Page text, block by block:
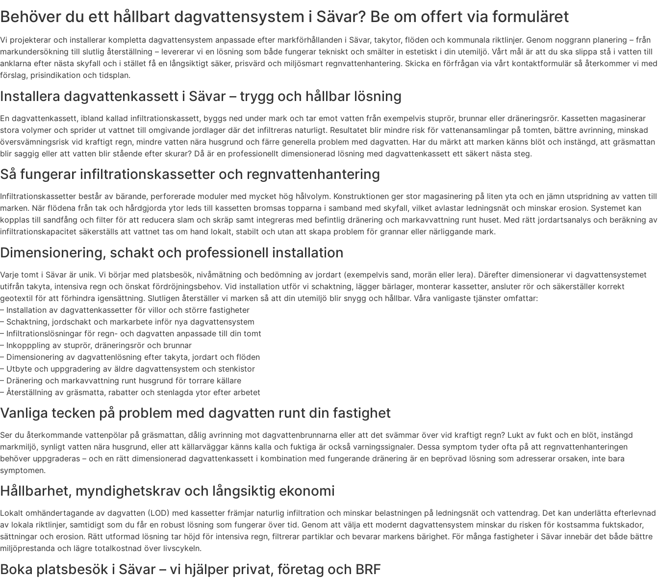
Behöver du ett hållbart dagvattensystem i Sävar? Be om offert via formuläret
Vi projekterar och installerar kompletta dagvattensystem anpassade efter markförhållanden i Sävar, takytor, flöden och kommunala riktlinjer. Genom noggrann planering – från
markundersökning till slutlig återställning – levererar vi en lösning som både fungerar tekniskt och smälter in estetiskt i din utemiljö. Vårt mål är att du ska slippa stå i vatten till
anklarna efter nästa skyfall och i stället få en långsiktigt säker, prisvärd och miljösmart regnvattenhantering. Skicka en förfrågan via vårt kontaktformulär så återkommer vi med
förslag, prisindikation och tidsplan.
Installera dagvattenkassett i Sävar – trygg och hållbar lösning
En dagvattenkassett, ibland kallad infiltrationskassett, byggs ned under mark och tar emot vatten från exempelvis stuprör, brunnar eller dräneringsrör. Kassetten magasinerar
stora volymer och sprider ut vattnet till omgivande jordlager där det infiltreras naturligt. Resultatet blir mindre risk för vattenansamlingar på tomten, bättre avrinning, minskad
översvämningsrisk vid kraftigt regn, mindre vatten nära husgrund och färre generella problem med dagvatten. Har du märkt att marken känns blöt och instängd, att gräsmattan
blir saggig eller att vatten blir stående efter skurar? Då är en professionellt dimensionerad lösning med dagvattenkassett ett säkert nästa steg.
Så fungerar infiltrationskassetter och regnvattenhantering
Infiltrationskassetter består av bärande, perforerade moduler med mycket hög hålvolym. Konstruktionen ger stor magasinering på liten yta och en jämn utspridning av vatten till
marken. När flödena från tak och hårdgjorda ytor leds till kassetten bromsas topparna i samband med skyfall, vilket avlastar ledningsnät och minskar erosion. Systemet kan
kopplas till sandfång och filter för att reducera slam och skräp samt integreras med befintlig dränering och markavvattning runt huset. Med rätt jordartsanalys och beräkning av
infiltrationskapacitet säkerställs att vattnet tas om hand lokalt, stabilt och utan att skapa problem för grannar eller närliggande mark.
Dimensionering, schakt och professionell installation
Varje tomt i Sävar är unik. Vi börjar med platsbesök, nivåmätning och bedömning av jordart (exempelvis sand, morän eller lera). Därefter dimensionerar vi dagvattensystemet
utifrån takyta, intensiva regn och önskat fördröjningsbehov. Vid installation utför vi schaktning, lägger bärlager, monterar kassetter, ansluter rör och säkerställer korrekt
geotextil för att förhindra igensättning. Slutligen återställer vi marken så att din utemiljö blir snygg och hållbar. Våra vanligaste tjänster omfattar:
– Installation av dagvattenkassetter för villor och större fastigheter
– Schaktning, jordschakt och markarbete inför nya dagvattensystem
– Infiltrationslösningar för regn- och dagvatten anpassade till din tomt
– Inkopppling av stuprör, dräneringsrör och brunnar
– Dimensionering av dagvattenlösning efter takyta, jordart och flöden
– Utbyte och uppgradering av äldre dagvattensystem och stenkistor
– Dränering och markavvattning runt husgrund för torrare källare
– Återställning av gräsmatta, rabatter och stenlagda ytor efter arbetet
Vanliga tecken på problem med dagvatten runt din fastighet
Ser du återkommande vattenpölar på gräsmattan, dålig avrinning mot dagvattenbrunnarna eller att det svämmar över vid kraftigt regn? Lukt av fukt och en blöt, instängd
markmiljö, synligt vatten nära husgrund, eller att källarväggar känns kalla och fuktiga är också varningssignaler. Dessa symptom tyder ofta på att regnvattenhanteringen
behöver uppgraderas – och en rätt dimensionerad dagvattenkassett i kombination med fungerande dränering är en beprövad lösning som adresserar orsaken, inte bara
symptomen.
Hållbarhet, myndighetskrav och långsiktig ekonomi
Lokalt omhändertagande av dagvatten (LOD) med kassetter främjar naturlig infiltration och minskar belastningen på ledningsnät och vattendrag. Det kan underlätta efterlevnad
av lokala riktlinjer, samtidigt som du får en robust lösning som fungerar över tid. Genom att välja ett modernt dagvattensystem minskar du risken för kostsamma fuktskador,
sättningar och erosion. Rätt utformad lösning tar höjd för intensiva regn, filtrerar partiklar och bevarar markens bärighet. För många fastigheter i Sävar innebär det både bättre
miljöprestanda och lägre totalkostnad över livscykeln.
Boka platsbesök i Sävar – vi hjälper privat, företag och BRF